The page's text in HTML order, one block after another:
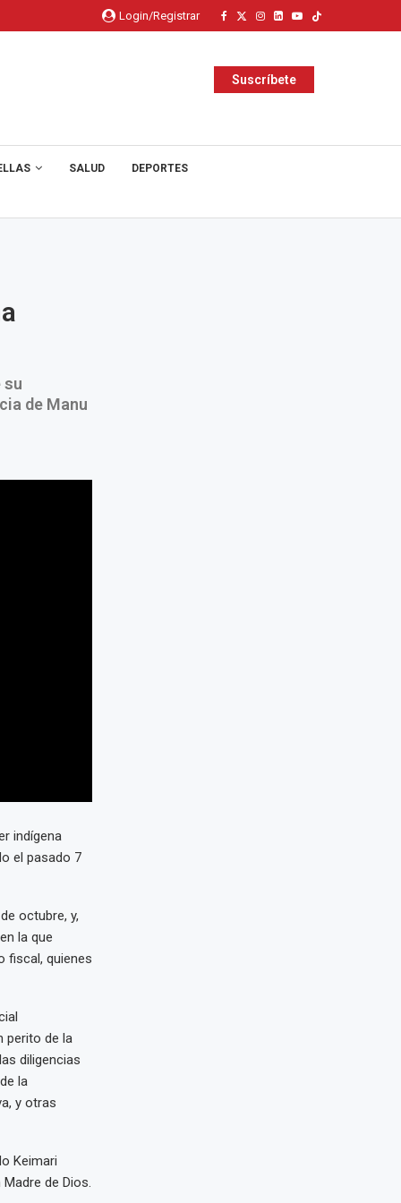
Login/Registrar
Suscríbete
SALUD DEPORTES
su
de Manu
indígena
el pasado 7
octubre, y,
la que
fiscal, quienes
perito de la
diligencias
la
y otras
Keimari
de Dios.